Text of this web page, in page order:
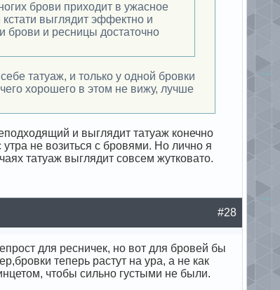
брови приходит в ужасное
выглядит эффектно и
брови и ресницы достаточно
татуаж, и только у одной бровки
хорошего в этом не вижу, лучше
и выглядит татуаж конечно
не возиться с бровями. Но лично я
татуаж выглядит совсем жутковато.
#28
для ресничек, но вот для бровей бы
теперь растут на ура, а не как
чтобы сильно густыми не были.